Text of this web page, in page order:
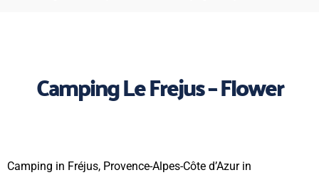
Camping Le Frejus – Flower
Camping in Fréjus, Provence-Alpes-Côte d’Azur in